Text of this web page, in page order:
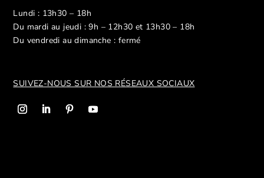
Lundi : 13h30 – 18h
Du mardi au jeudi : 9h – 12h30 et 13h30 – 18h
Du vendredi au dimanche : fermé
SUIVEZ-NOUS SUR NOS RÉSEAUX SOCIAUX